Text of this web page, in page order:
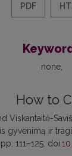
PDF
none
How to
Viskantaitė-
gyvenimą ir
pp. 111–125. doi: